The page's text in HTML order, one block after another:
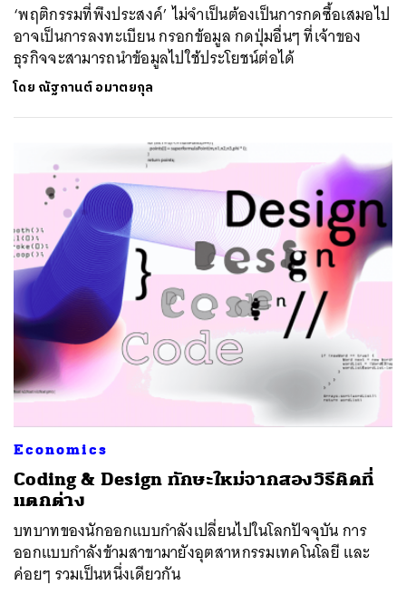
‘พฤติกรรมที่พึงประสงค์’ ไม่จำเป็นต้องเป็นการกดซื้อเสมอไป
อาจเป็นการลงทะเบียน กรอกข้อมูล กดปุ่มอื่นๆ ที่เจ้าของ
ธุรกิจจะสามารถนำข้อมูลไปใช้ประโยชน์ต่อได้
โดย ณัฐกานต์ อมาตยกุล
Economics
​Coding & Design ทักษะใหม่จากสองวิธีคิดที่
แตกต่าง
บทบาทของนักออกแบบกำลังเปลี่ยนไปในโลกปัจจุบัน การ
ออกแบบกำลังข้ามสาขามายังอุตสาหกรรมเทคโนโลยี และ
ค่อยๆ รวมเป็นหนึ่งเดียวกัน